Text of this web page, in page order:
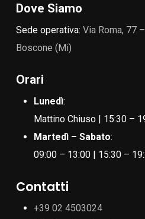
Dove Siamo
Sede operativa: Via Roma, 77
Boscone (Mi)
Orari
Lunedì:
Mattino Chiuso | 15:30 –
Martedì – Sabato:
09:00 – 13:00 | 15:30 –
Contatti
+39 02 4503024